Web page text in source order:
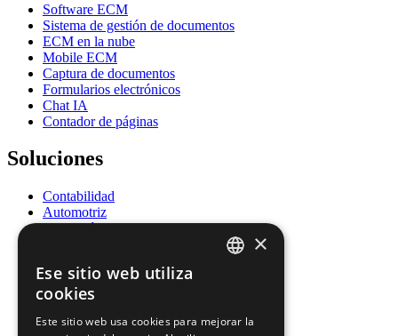
Software ECM
Sistema de gestión de documentos
ECM en la nube
Mobile ECM
Captura de documentos
Formularios electrónicos
Chat IA
Contador de páginas
Soluciones
Contabilidad
Automotriz
Educación
Salud
Recursos Humanos
Legal
×
Ese sitio web utiliza
cookies
Este sitio web usa cookies para mejorar la